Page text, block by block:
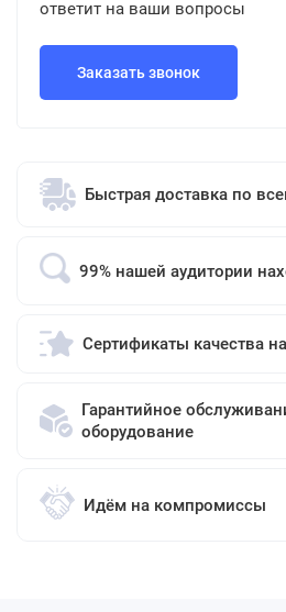
ответит на ваши вопросы
Заказать звонок
Быстрая доставка по
99% нашей аудитории
Сертификаты качества
Гарантийное
оборудование
Идём на компромиссы